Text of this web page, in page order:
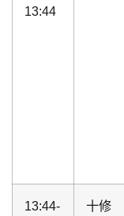
13:44
13:44-
十修